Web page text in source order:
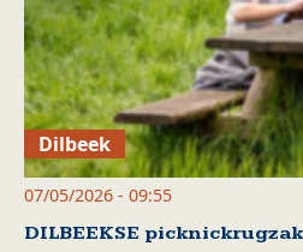
Dilbeek
07/05/2026 - 09:55
DILBEEKSE